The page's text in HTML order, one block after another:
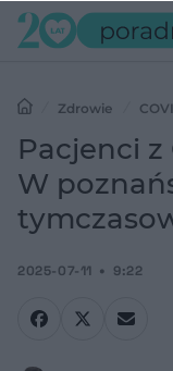
Zdrowie
poznańskim szpitalu
Pacjenci z
W
2025-07-11 9:22